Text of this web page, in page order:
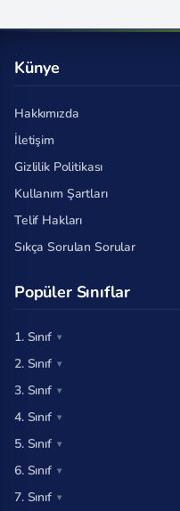
Künye
Hakkımızda
İletişim
Gizlilik Politikası
Kullanım Şartları
Telif Hakları
Sıkça Sorulan Sorular
Popüler Sınıflar
1. Sınıf
2. Sınıf
3. Sınıf
4. Sınıf
5. Sınıf
6. Sınıf
7. Sınıf